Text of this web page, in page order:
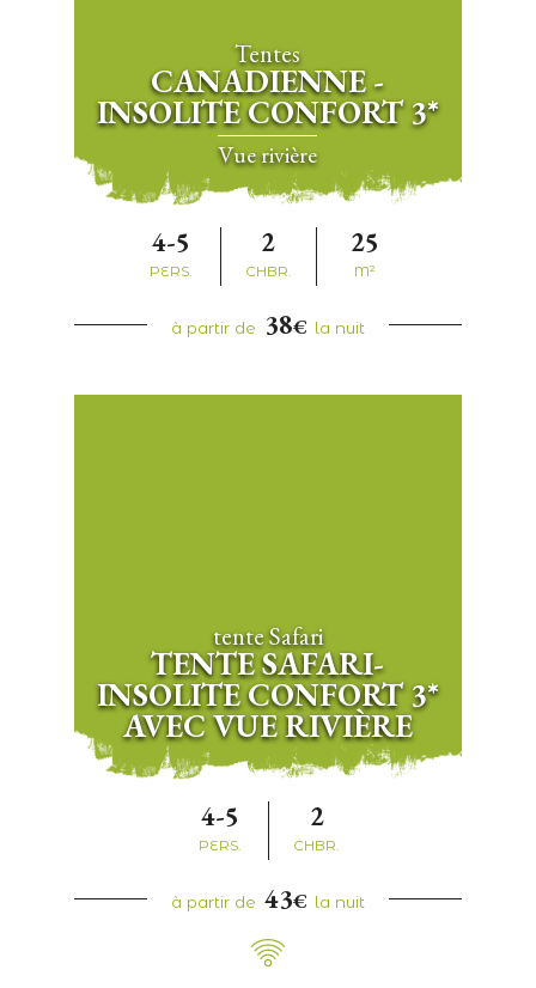
Tentes
CANADIENNE -
INSOLITE CONFORT 3*
Vue rivière
4-5
PERS.
2
CHBR.
25
M²
à partir de 38€ la nuit
tente Safari
TENTE SAFARI-
INSOLITE CONFORT 3*
AVEC VUE RIVIÈRE
4-5
PERS.
2
CHBR.
à partir de 43€ la nuit